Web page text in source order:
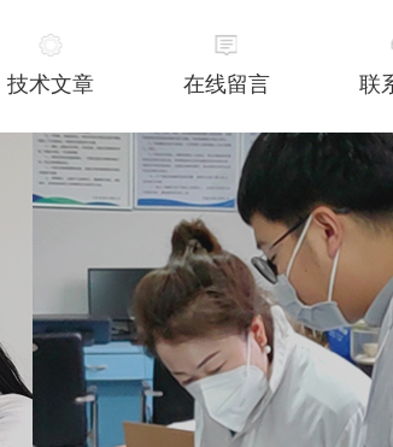
技术文章 在线留言 联